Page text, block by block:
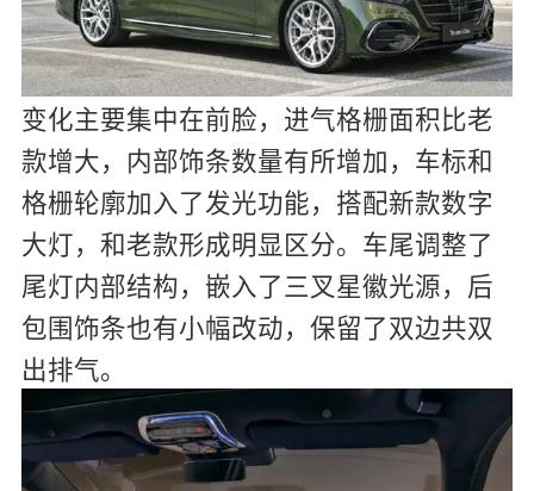
变化主要集中在前脸，进气格栅面积比老
款增大，内部饰条数量有所增加，车标和
格栅轮廓加入了发光功能，搭配新款数字
大灯，和老款形成明显区分。车尾调整了
尾灯内部结构，嵌入了三叉星徽光源，后
包围饰条也有小幅改动，保留了双边共双
出排气。